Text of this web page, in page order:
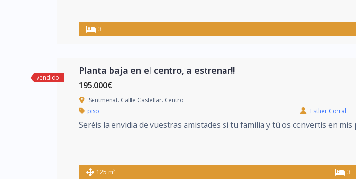
3
vendido
Planta baja en el centro, a estrenar!!
195.000€
Sentmenat. Callle Castellar. Centro
piso
Esther Corral
Seréis la envidia de vuestras amistades si tu familia y tú os convertís en
125 m2 3